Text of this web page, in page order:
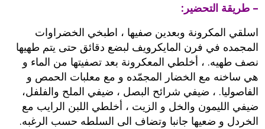
– طريقة التحضير:
اسلقي المكرونة وبعدين صفيها ، اطبخي الخضراوات
المجمده في فرن المايكرويف لبضع دقائق حتى يتم طهيها
نصف طهيه. ، أخلطي المعكرونة بعد تصفيتها من الماء و
هي ساخنه مع الخضار المجمّده و مع معلبات الحمص و
الفاصوليا. ، ضيفي شرائح البصل ، ضيفي الملح والفلفل،
ضيفي الليمون والخل و الزيت ، أخلطي اللبن الرايب مع
الخردل و ضعيها جانبا وتضاف الى السلطه حسب الرغبه.